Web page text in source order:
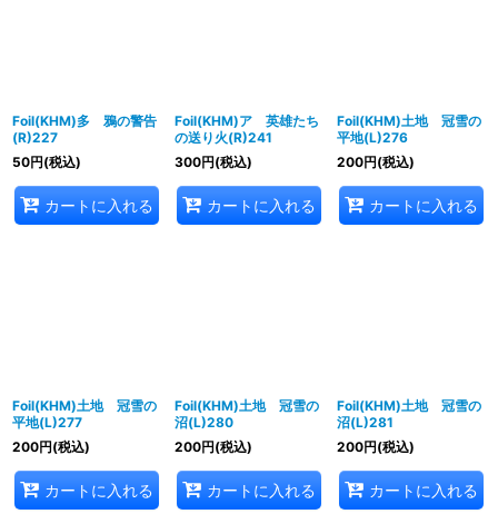
Foil(KHM)多 鴉の警告
(R)227
50円(税込)
カートに入れる
Foil(KHM)ア 英雄たち
の送り火(R)241
300円(税込)
カートに入れる
Foil(KHM)土地 冠雪の
平地(L)276
200円(税込)
カートに入れる
Foil(KHM)土地 冠雪の
平地(L)277
200円(税込)
カートに入れる
Foil(KHM)土地 冠雪の
沼(L)280
200円(税込)
カートに入れる
Foil(KHM)土地 冠雪の
沼(L)281
200円(税込)
カートに入れる